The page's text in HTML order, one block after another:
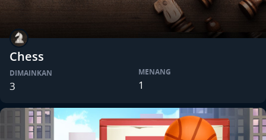
Chess
DIMAINKAN
3
MENANG
1